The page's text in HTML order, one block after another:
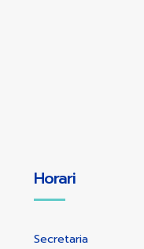
Horari
Secretaria